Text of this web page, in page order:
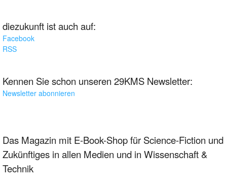
diezukunft ist auch auf:
Facebook
RSS
Kennen Sie schon unseren 29KMS Newsletter:
Newsletter abonnieren
Das Magazin mit E-Book-Shop für Science-Fiction und
Zukünftiges in allen Medien und in Wissenschaft &
Technik